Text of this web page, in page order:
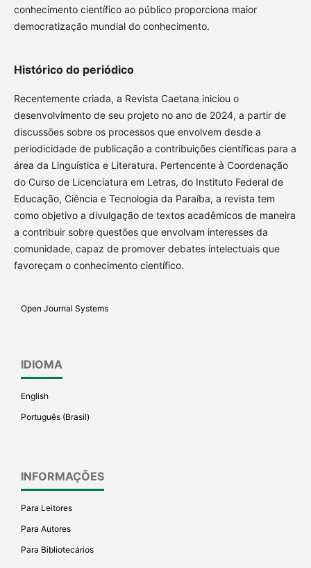
conhecimento científico ao público proporciona maior
democratização mundial do conhecimento.
Histórico do periódico
Recentemente criada, a Revista Caetana iniciou o
desenvolvimento de seu projeto no ano de 2024, a partir de
discussões sobre os processos que envolvem desde a
periodicidade de publicação a contribuições científicas para a
área da Linguística e Literatura. Pertencente à Coordenação
do Curso de Licenciatura em Letras, do Instituto Federal de
Educação, Ciência e Tecnologia da Paraíba, a revista tem
como objetivo a divulgação de textos acadêmicos de maneira
a contribuir sobre questões que envolvam interesses da
comunidade, capaz de promover debates intelectuais que
favoreçam o conhecimento científico.
Open Journal Systems
IDIOMA
English
Português (Brasil)
INFORMAÇÕES
Para Leitores
Para Autores
Para Bibliotecários